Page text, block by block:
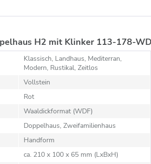
H2 mit Klinker 113-178-
Klassisch, Landhaus, Mediterran,
Modern, Rustikal, Zeitlos
Vollstein
Rot
Waaldickformat (WDF)
Doppelhaus, Zweifamilienhaus
Handform
ca. 210 x 100 x 65 mm (LxBxH)